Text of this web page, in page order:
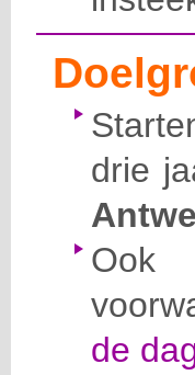
drie
Ook
de